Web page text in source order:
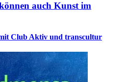
auch Kunst im
Club Aktiv und transcultur